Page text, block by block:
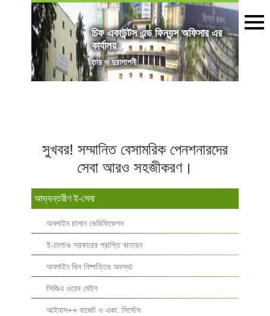
চিফ একাউন্টস এন্ড ফিন্যন্স অফিসার এর
কার্যালয়
তার ও দুরালাপনী
সুখবর! সম্মানিত বেসামরিক পেনশনারদের
সেবা আরও সহজীকরণ।
আভ্যন্তরীণ ই-সেবা
অনলাইন চালান ভেরিফিকেশন
ই-চালানঃ সরকারের প্রাপ্তি বাতায়ন
অনলাইন বিল নিষ্পত্তির অবস্থা
সিজিএ ওয়েব মেইল
আইবাস++ বাজেট ও একা. সিস্টেম